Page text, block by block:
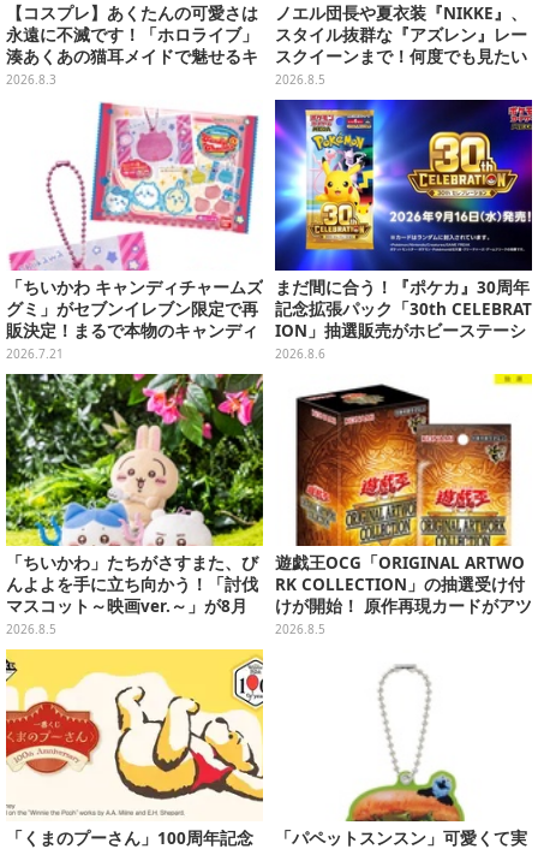
【コスプレ】あくたんの可愛さは
永遠に不滅です！「ホロライブ」
湊あくあの猫耳メイドで魅せるキ
ュートなポーズと美脚が眩しい
【写真9枚】
2026.8.3
ノエル団長や夏衣装『NIKKE』、
スタイル抜群な『アズレン』レー
スクイーンまで！何度でも見たい
「コミケ106」美女レイヤー【プ
レイバック】
2026.8.5
「ちいかわ キャンディチャームズ
グミ」がセブンイレブン限定で再
販決定！まるで本物のキャンディ
のような、カラフルボールチェー
ン付チャーム全8種
2026.7.21
まだ間に合う！『ポケカ』30周年
記念拡張パック「30th CELEBRAT
ION」抽選販売がホビーステーシ
ョンで実施中、8月6日まで
2026.8.6
「ちいかわ」たちがさすまた、び
んよよを手に立ち向かう！「討伐
マスコット～映画ver.～」が8月
中旬より順次展開
2026.8.5
遊戯王OCG「ORIGINAL ARTWO
RK COLLECTION」の抽選受け付
けが開始！ 原作再現カードがアツ
いスペシャルパック
2026.8.5
「くまのプーさん」100周年記念
「パペットスンスン」可愛くて実